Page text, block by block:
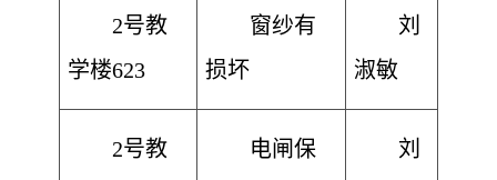
2号教
学楼623
窗纱有
损坏
刘
淑敏
2号教
电闸保
刘